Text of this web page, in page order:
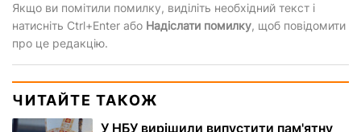
Якщо ви помітили помилку, виділіть необхідний текст і
натисніть Ctrl+Enter або Надіслати помилку, щоб повідомити
про це редакцію.
ЧИТАЙТЕ ТАКОЖ
У НБУ вирішили випустити пам'ятну